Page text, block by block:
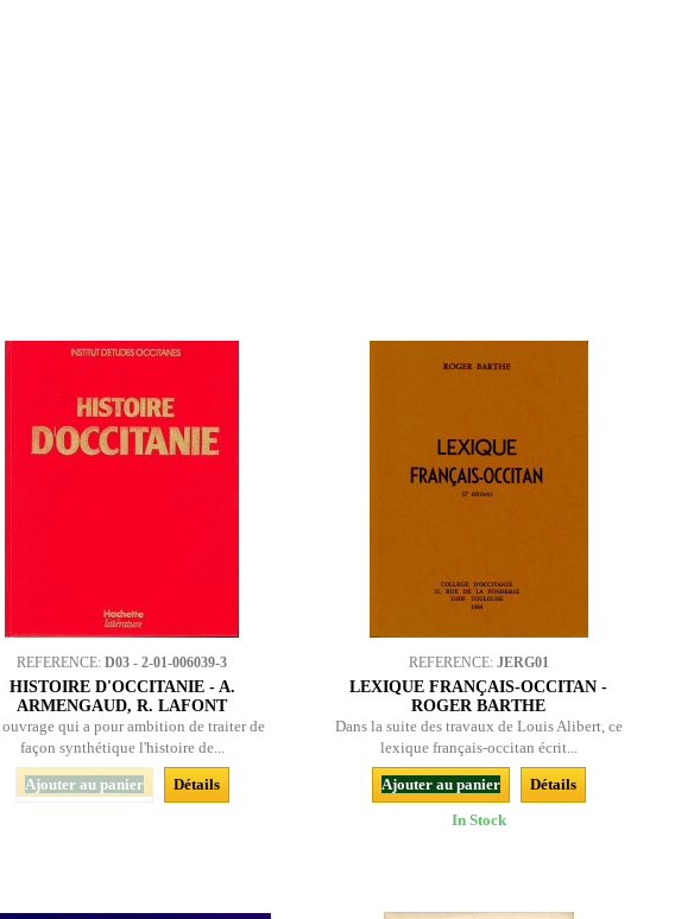
REFERENCE:D03 - 2-01-006039-3
HISTOIRE D'OCCITANIE - A.
ARMENGAUD, R. LAFONT
qui a pour ambition de traiter de
façon synthétique l'histoire de...
Ajouter au panier Détails
REFERENCE: JERG01
LEXIQUE FRANÇAIS-OCCITAN -
ROGER BARTHE
Dans la suite des travaux de Louis Alibert, ce
lexique français-occitan écrit...
Ajouter au panier
Détails
In Stock